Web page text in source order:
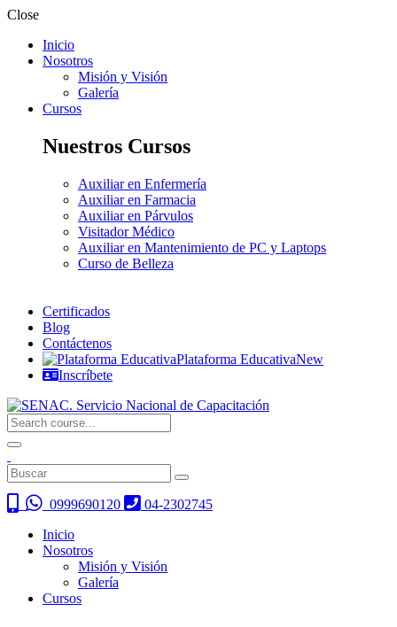
Close
Inicio
Nosotros
Misión y Visión
Galería
Cursos
Nuestros Cursos
Auxiliar en Enfermería
Auxiliar en Farmacia
Auxiliar en Párvulos
Visitador Médico
Auxiliar en Mantenimiento de PC y Laptops
Curso de Belleza
Certificados
Blog
Contáctenos
Plataforma EducativaNew
Inscríbete
0999690120
04-2302745
Inicio
Nosotros
Misión y Visión
Galería
Cursos